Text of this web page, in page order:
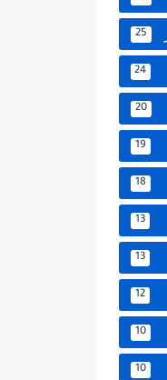
25
24
20
19
18
13
13
12
10
10